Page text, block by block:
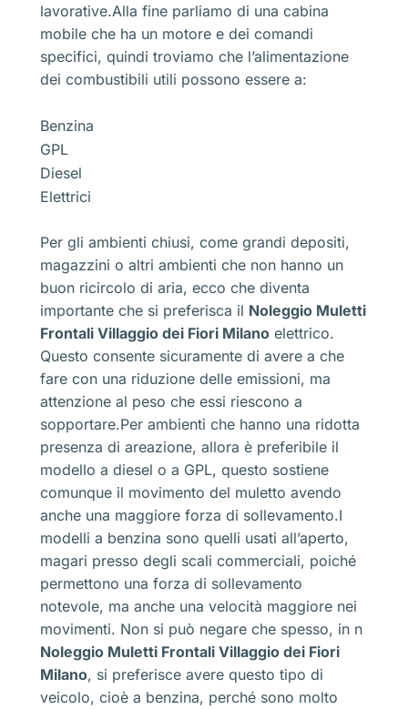
lavorative.Alla fine parliamo di una cabina
mobile che ha un motore e dei comandi
specifici, quindi troviamo che l’alimentazione
dei combustibili utili possono essere a:
Benzina
GPL
Diesel
Elettrici
Per gli ambienti chiusi, come grandi depositi,
magazzini o altri ambienti che non hanno un
buon ricircolo di aria, ecco che diventa
importante che si preferisca il Noleggio Muletti
Frontali Villaggio dei Fiori Milano elettrico.
Questo consente sicuramente di avere a che
fare con una riduzione delle emissioni, ma
attenzione al peso che essi riescono a
sopportare.Per ambienti che hanno una ridotta
presenza di areazione, allora è preferibile il
modello a diesel o a GPL, questo sostiene
comunque il movimento del muletto avendo
anche una maggiore forza di sollevamento.I
modelli a benzina sono quelli usati all’aperto,
magari presso degli scali commerciali, poiché
permettono una forza di sollevamento
notevole, ma anche una velocità maggiore nei
movimenti. Non si può negare che spesso, in n
Noleggio Muletti Frontali Villaggio dei Fiori
Milano, si preferisce avere questo tipo di
veicolo, cioè a benzina, perché sono molto